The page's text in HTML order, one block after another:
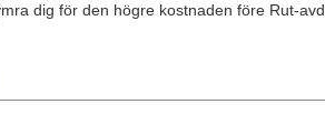
dig för den högre kostnaden före Rut-